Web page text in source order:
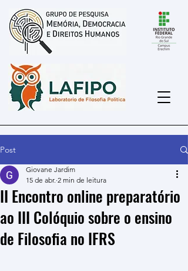
Post
II Encontro online preparatório
ao III Colóquio sobre o ensino
de Filosofia no IFRS
Giovane Jardim
15 de abr. 2 min de leitura